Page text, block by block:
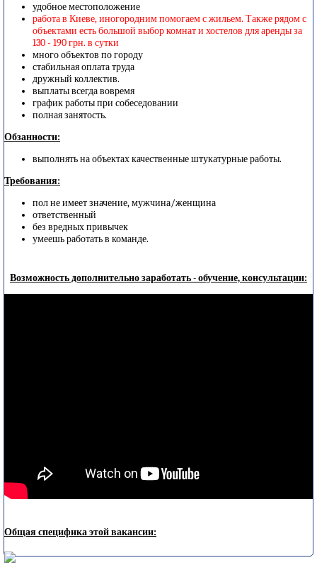
удобное местоположение
работа в Киеве, иногородним помогаем с жильем. Также рядом с
объектами есть большой выбор комнат и хостелов для аренды за
130 - 190 грн. в сутки
много объектов по городу
стабильная оплата труда
дружный коллектив.
выплаты всегда вовремя
график работы при собеседовании
полная занятость.
Обзанности:
выполнять на объектах качественные штукатурные работы.
Требования:
пол не имеет значение, мужчина/женщина
ответственный
без вредных привычек
умеешь работать в команде.
Возможность дополнительно заработать - обучение, консультации:
Общая специфика этой вакансии: